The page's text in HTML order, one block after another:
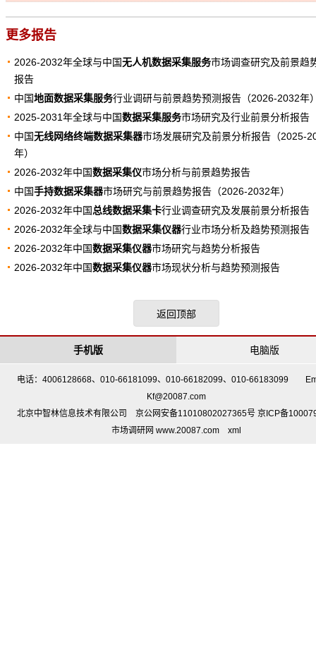
更多报告
2026-2032年全球与中国无人机数据采集服务市场调查研究及前景趋
报告
中国地面数据采集服务行业调研与前景趋势预测报告（2026-2032年
2025-2031年全球与中国数据采集服务市场研究及行业前景分析报告
中国无线网络终端数据采集器市场发展研究及前景分析报告（2025-
年）
2026-2032年中国数据采集仪市场分析与前景趋势报告
中国手持数据采集器市场研究与前景趋势报告（2026-2032年）
2026-2032年中国总线数据采集卡行业调查研究及发展前景分析报告
2026-2032年全球与中国数据采集仪器行业市场分析及趋势预测报告
2026-2032年中国数据采集仪器市场研究与趋势分析报告
2026-2032年中国数据采集仪器市场现状分析与趋势预测报告
返回顶部
电脑版
手机版
电话：4006128668、010-66181099、010-66182099、010-66183099
Kf@20087.com
北京中智林信息技术有限公司 京公网安备11010802027365号 京ICP备
市场调研网 www.20087.com
xml